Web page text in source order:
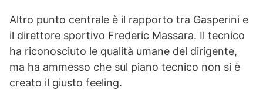
Altro punto centrale è il rapporto tra Gasperini e
il direttore sportivo Frederic Massara. Il tecnico
ha riconosciuto le qualità umane del dirigente,
ma ha ammesso che sul piano tecnico non si è
creato il giusto feeling.